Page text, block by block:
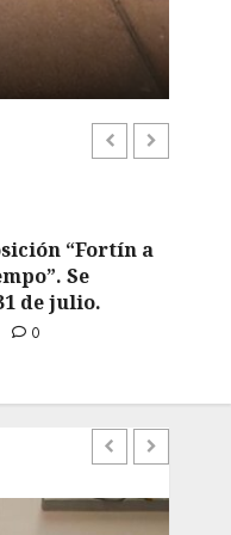
“Fortín a
Se
de julio.
0